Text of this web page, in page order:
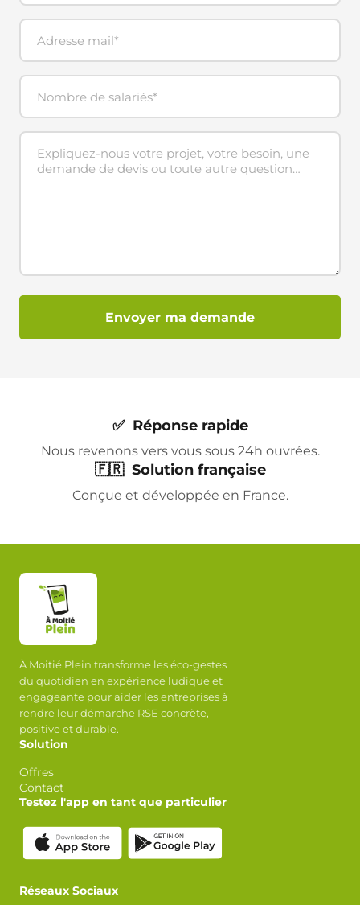
Envoyer ma demande
✅ Réponse rapide
Nous revenons vers vous sous 24h ouvrées.
🇫🇷 Solution française
Conçue et développée en France.
À Moitié Plein transforme les éco-gestes
du quotidien en expérience ludique et
engageante pour aider les entreprises à
rendre leur démarche RSE concrète,
positive et durable.
Solution
Offres
Contact
Testez l'app en tant que particulier
Réseaux Sociaux